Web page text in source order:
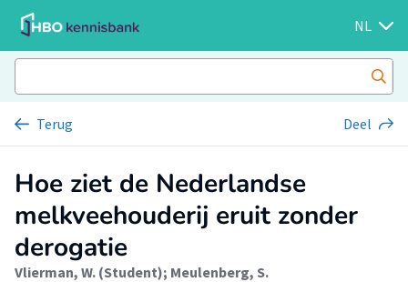
NL
Terug Deel
Hoe ziet de Nederlandse
melkveehouderij eruit zonder
derogatie
Vlierman, W. (Student); Meulenberg, S.